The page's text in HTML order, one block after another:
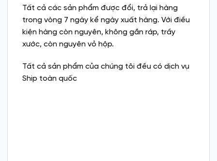
Tất cả các sản phẩm được đổi, trả lại hàng
trong vòng 7 ngày kể ngày xuất hàng. Với điều
kiện hàng còn nguyên, không gắn ráp, trầy
xước, còn nguyên vỏ hộp.
Tất cả sản phẩm của chúng tôi đều có dịch vụ
Ship toàn quốc